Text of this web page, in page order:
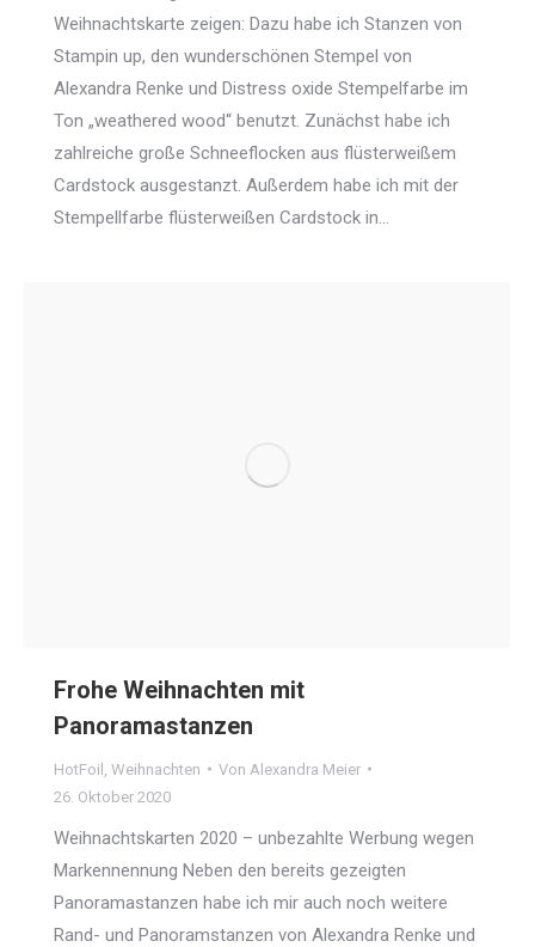
Weihnachtskarte zeigen: Dazu habe ich Stanzen von
Stampin up, den wunderschönen Stempel von
Alexandra Renke und Distress oxide Stempelfarbe im
Ton „weathered wood“ benutzt. Zunächst habe ich
zahlreiche große Schneeflocken aus flüsterweißem
Cardstock ausgestanzt. Außerdem habe ich mit der
Stempellfarbe flüsterweißen Cardstock in…
Frohe Weihnachten mit
Panoramastanzen
HotFoil Weihnachten Von Alexandra Meier
26. Oktober 2020
Weihnachtskarten 2020 – unbezahlte Werbung wegen
Markennennung Neben den bereits gezeigten
Panoramastanzen habe ich mir auch noch weitere
Rand- und Panoramstanzen von Alexandra Renke und